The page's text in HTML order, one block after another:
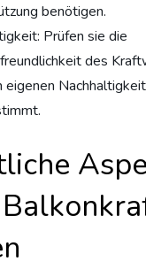
benötigen.
Prüfen sie die
des
eigenen